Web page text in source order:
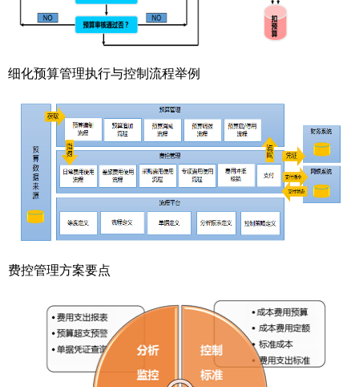
细化预算管理执行与控制流程举例
费控管理方案要点